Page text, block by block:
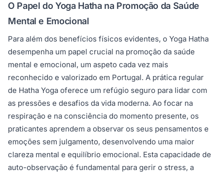
O Papel do Yoga Hatha na Promoção da Saúde
Mental e Emocional
Para além dos benefícios físicos evidentes, o Yoga Hatha
desempenha um papel crucial na promoção da saúde
mental e emocional, um aspeto cada vez mais
reconhecido e valorizado em Portugal. A prática regular
de Hatha Yoga oferece um refúgio seguro para lidar com
as pressões e desafios da vida moderna. Ao focar na
respiração e na consciência do momento presente, os
praticantes aprendem a observar os seus pensamentos e
emoções sem julgamento, desenvolvendo uma maior
clareza mental e equilíbrio emocional. Esta capacidade de
auto-observação é fundamental para gerir o stress, a